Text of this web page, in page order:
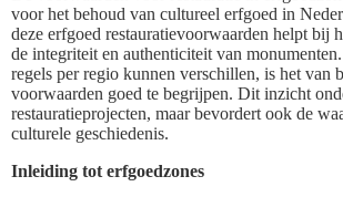
voor het behoud van cultureel erfgoed in
deze erfgoed restauratievoorwaarden helpt bij
de integriteit en authenticiteit van
regels per regio kunnen verschillen, is het van
voorwaarden goed te begrijpen. Dit inzicht
restauratieprojecten, maar bevordert ook de
culturele geschiedenis.
Inleiding tot erfgoedzones